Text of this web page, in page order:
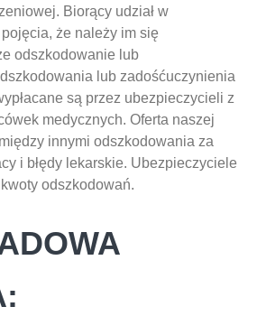
Biorący udział w
że należy im się
odszkodowanie lub
lub zadośćuczynienia
są przez ubezpieczycieli z
medycznych. Oferta naszej
innymi odszkodowania za
i błędy lekarskie. Ubezpieczyciele
odszkodowań.